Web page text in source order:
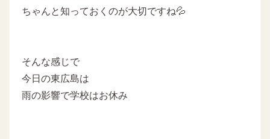
ちゃんと知っておくのが大切ですね💦
そんな感じで
今日の東広島は
雨の影響で学校はお休み